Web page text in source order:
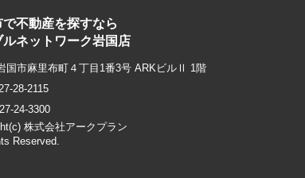
不動産を探すなら
ルネットワーク岩国店
国市麻里布町４丁目1番3号 ARKビルⅡ 1階
28-2115
24-3300
株式会社アークプラン
Reserved.